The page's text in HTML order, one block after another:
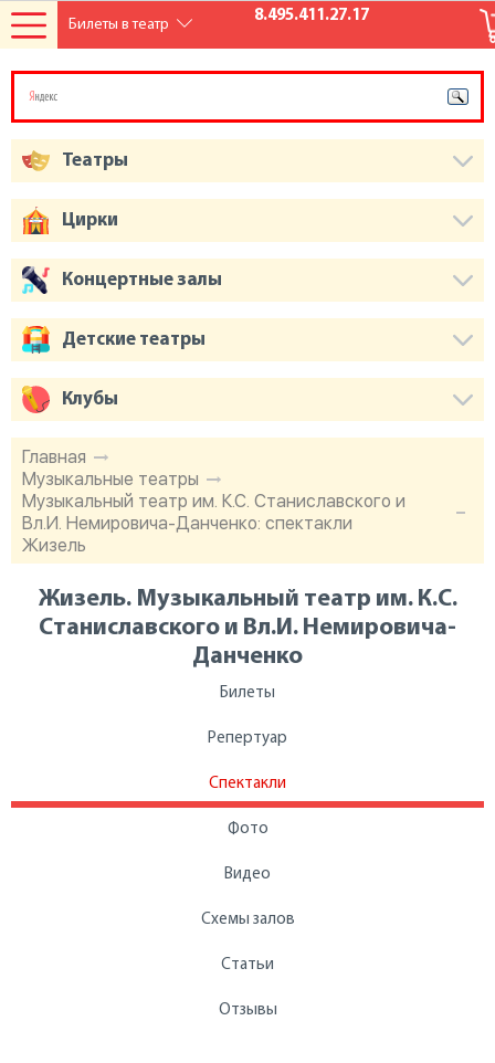
8.495.411.27.17
Главная
Музыкальные театры
Музыкальный театр им. К.С. Станиславского и
Вл.И. Немировича-Данченко: спектакли
Жизель
Жизель. Музыкальный театр им. К.С.
Станиславского и Вл.И. Немировича-
Данченко
Билеты
Репертуар
Спектакли
Фото
Видео
Схемы залов
Статьи
Отзывы
Театры
Цирки
Концертные залы
Детские театры
Клубы
Билеты в театр